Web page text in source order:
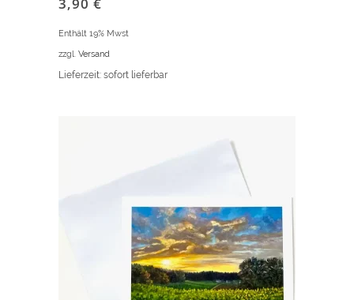
Enthält 19% Mwst
zzgl. Versand
Lieferzeit: sofort lieferbar